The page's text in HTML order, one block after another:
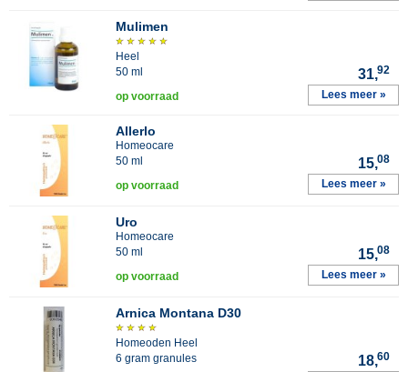
Mulimen
Heel
50 ml
31,92
op voorraad Lees meer »
Allerlo
Homeocare
50 ml
15,08
op voorraad Lees meer »
Uro
Homeocare
50 ml
15,08
op voorraad Lees meer »
Arnica Montana D30
Homeoden Heel
6 gram granules
18,60